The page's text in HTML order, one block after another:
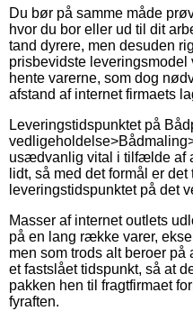
Du bør på samme måde
hvor du bor eller ud til dit
tand dyrere, men desuden
prisbevidste
hente varerne, som dog
afstand af internet firmaets
Leveringstidspunktet på
usædvanlig vital i tilfælde af
lidt, så med det formål er
leveringstidspunktet på det
Masser af internet outlets
på en lang række varer,
men som trods alt beroer
et fastslået tidspunkt, så at
pakken hen til fragtfirmaet
fyraften.